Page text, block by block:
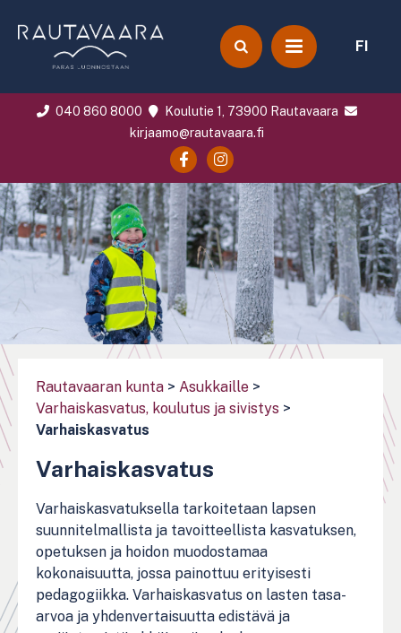
FI
040 860 8000
Koulutie 1, 73900 Rautavaara
kirjaamo@rautavaara.fi
Rautavaaran kunta > Asukkaille >
Varhaiskasvatus, koulutus ja sivistys >
Varhaiskasvatus
Varhaiskasvatus
Varhaiskasvatuksella tarkoitetaan lapsen
suunnitelmallista ja tavoitteellista kasvatuksen,
opetuksen ja hoidon muodostamaa
kokonaisuutta, jossa painottuu erityisesti
pedagogiikka. Varhaiskasvatus on lasten tasa-
arvoa ja yhdenvertaisuutta edistävä ja